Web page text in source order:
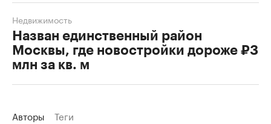
Назван единственный район
Москвы, где новостройки дороже ₽3
млн за кв. м
Недвижимость
Авторы Теги